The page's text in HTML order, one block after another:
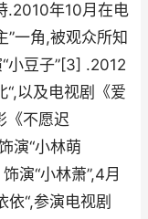
.2010年10月在电
”一角,被观众所知
小豆子”[3] .2012
“,以及电视剧《爱
《不愿迟
演“小林萌
演“小林萧”,4月
“,参演电视剧